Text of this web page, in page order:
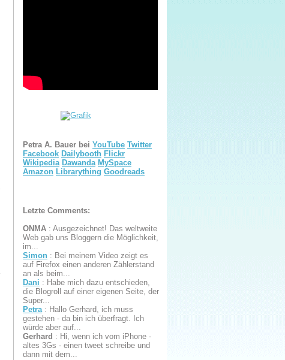
Petra A. Bauer bei YouTube Twitter
Facebook Dailybooth Flickr
Wikipedia Dawanda MySpace
Amazon Librarything Goodreads
Letzte Comments:
ONMA : Ausgezeichnet! Das weltweite
Web gab uns Bloggern die Möglichkeit,
im...
Simon : Bei meinem Video zeigt es
auf Firefox einen anderen Zählerstand
an als beim...
Dani : Habe mich dazu entschieden,
die Blogroll auf einer eigenen Seite, der
Super...
Petra : Hallo Gerhard, ich muss
gestehen - da bin ich überfragt. Ich
würde aber auf...
Gerhard : Hi, wenn ich vom iPhone -
altes 3Gs - einen tweet schreibe und
dann mit dem...